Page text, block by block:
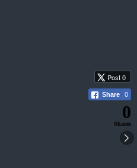
Post 0
Share 0
0
Shares